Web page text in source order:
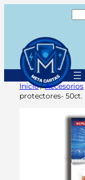
contenido
Inicio/Accesorios
protectores- 50ct.